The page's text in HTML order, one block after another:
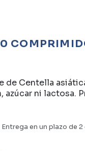
de Centella
azúcar ni lactosa.
Entrega en un plazo de